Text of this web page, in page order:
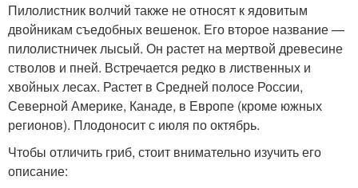
Пилолистник волчий также не относят к ядовитым
двойникам съедобных вешенок. Его второе название —
пилолистничек лысый. Он растет на мертвой древесине
стволов и пней. Встречается редко в лиственных и
хвойных лесах. Растет в Средней полосе России,
Северной Америке, Канаде, в Европе (кроме южных
регионов). Плодоносит с июля по октябрь.
Чтобы отличить гриб, стоит внимательно изучить его
описание: